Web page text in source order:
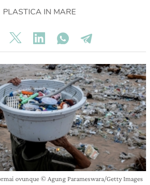
PLASTICA IN MARE
ovunque © Agung Parameswara/Getty Images